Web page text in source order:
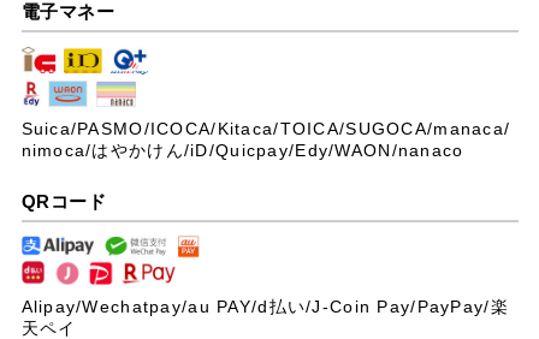
電子マネー
Suica/PASMO/ICOCA/Kitaca/TOICA/SUGOCA/manaca/
nimoca/はやかけん/iD/Quicpay/Edy/WAON/nanaco
QRコード
Alipay/Wechatpay/au PAY/d払い/J-Coin Pay/PayPay/楽
天ペイ